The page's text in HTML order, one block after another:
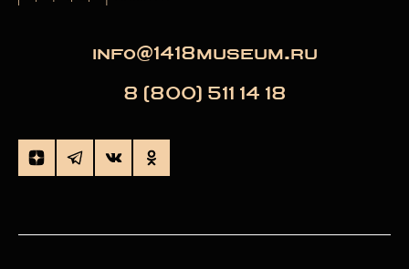
info@1418museum.ru
8 (800) 511 14 18